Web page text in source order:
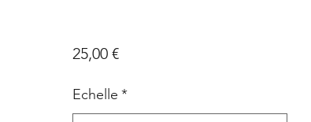
25,00 €Prix
Echelle *